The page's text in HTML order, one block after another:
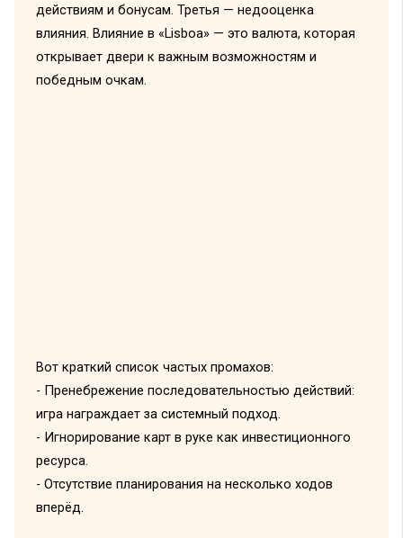
действиям и бонусам. Третья — недооценка
влияния. Влияние в «Lisboa» — это валюта, которая
открывает двери к важным возможностям и
победным очкам.
Вот краткий список частых промахов:
- Пренебрежение последовательностью действий:
игра награждает за системный подход.
- Игнорирование карт в руке как инвестиционного
ресурса.
- Отсутствие планирования на несколько ходов
вперёд.